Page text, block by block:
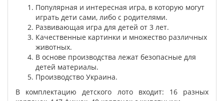
Популярная и интересная игра, в которую могут
играть дети сами, либо с родителями.
Развивающая игра для детей от 3 лет.
Качественные картинки и множество различных
животных.
В основе производства лежат безопасные для
детей материалы.
Производство Украина.
В комплектацию детского лото входит: 16 разных